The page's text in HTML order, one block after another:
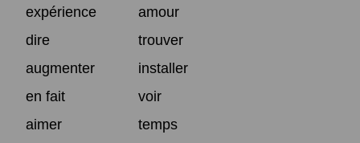
expérience
amour
dire
trouver
augmenter
installer
en fait
voir
aimer
temps